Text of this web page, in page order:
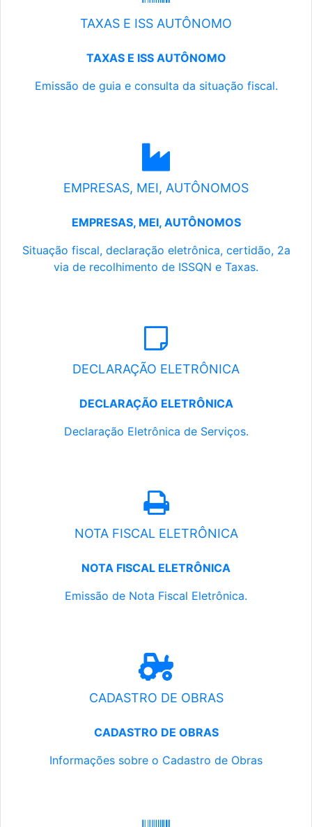
TAXAS E ISS AUTÔNOMO
TAXAS E ISS AUTÔNOMO
Emissão de guia e consulta da situação fiscal.
EMPRESAS, MEI, AUTÔNOMOS
EMPRESAS, MEI, AUTÔNOMOS
Situação fiscal, declaração eletrônica, certidão, 2a
via de recolhimento de ISSQN e Taxas.
DECLARAÇÃO ELETRÔNICA
DECLARAÇÃO ELETRÔNICA
Declaração Eletrônica de Serviços.
NOTA FISCAL ELETRÔNICA
NOTA FISCAL ELETRÔNICA
Emissão de Nota Fiscal Eletrônica.
CADASTRO DE OBRAS
CADASTRO DE OBRAS
Informações sobre o Cadastro de Obras